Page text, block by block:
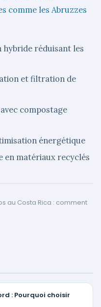
comme les Abruzzes
hybride réduisant les
et filtration de
compostage
énergétique
en matériaux recyclés
au Costa Rica : comment
: Pourquoi choisir